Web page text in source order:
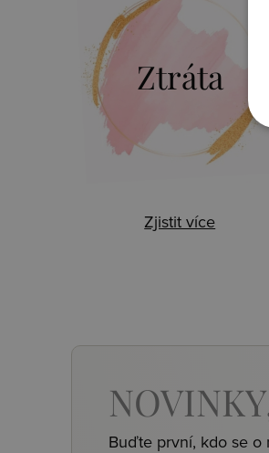
Ztráta
Zjistit více
Buďte první, kdo se o